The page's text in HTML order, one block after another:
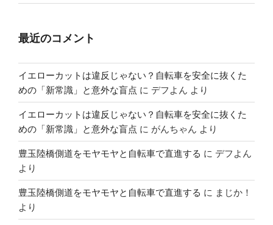
最近のコメント
イエローカットは違反じゃない？自転車を安全に抜くた
めの「新常識」と意外な盲点 に デフよん より
イエローカットは違反じゃない？自転車を安全に抜くた
めの「新常識」と意外な盲点 に がんちゃん より
豊玉陸橋側道をモヤモヤと自転車で直進する に デフよん
より
豊玉陸橋側道をモヤモヤと自転車で直進する に まじか！
より